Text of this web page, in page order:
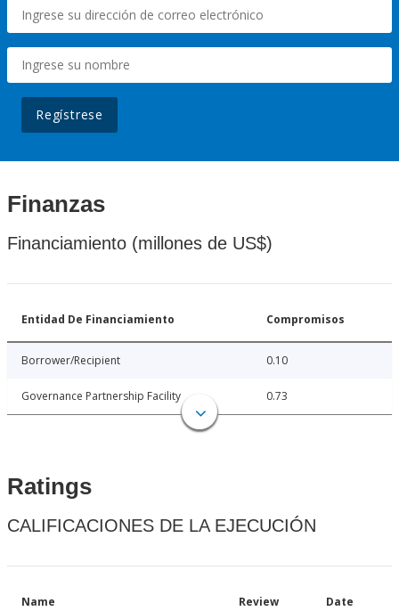
Regístrese
Finanzas
Financiamiento (millones de US$)
Entidad De Financiamiento Compromisos
Borrower/Recipient 0.10
Governance Partnership Facility 0.73
Ratings
CALIFICACIONES DE LA EJECUCIÓN
Name Review Date